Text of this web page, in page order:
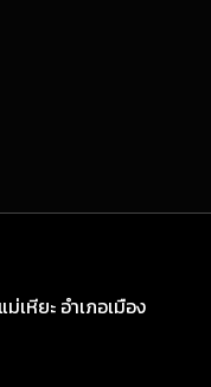
หียะ อำเภอเมือง